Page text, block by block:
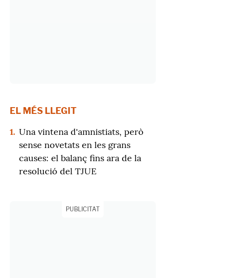
EL MÉS LLEGIT
1. Una vintena d'amnistiats, però
sense novetats en les grans
causes: el balanç fins ara de la
resolució del TJUE
PUBLICITAT